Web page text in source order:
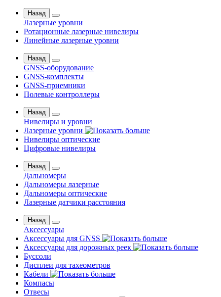
Назад
Лазерные уровни
Ротационные лазерные нивелиры
Линейные лазерные уровни
Назад
GNSS-оборудование
GNSS-комплекты
GNSS-приемники
Полевые контроллеры
Назад
Нивелиры и уровни
Лазерные уровни
Нивелиры оптические
Цифровые нивелиры
Назад
Дальномеры
Дальномеры лазерные
Дальномеры оптические
Лазерные датчики расстояния
Назад
Аксессуары
Аксессуары для GNSS
Аксессуары для дорожных реек
Буссоли
Дисплеи для тахеометров
Кабели
Компасы
Отвесы